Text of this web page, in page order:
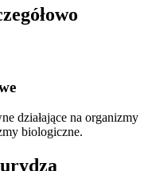
działające na organizmy
biologiczne.